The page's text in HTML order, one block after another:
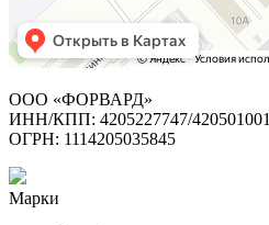
ООО «ФОРВАРД»
ИНН/КПП: 4205227747/420501001
ОГРН: 1114205035845
Марки